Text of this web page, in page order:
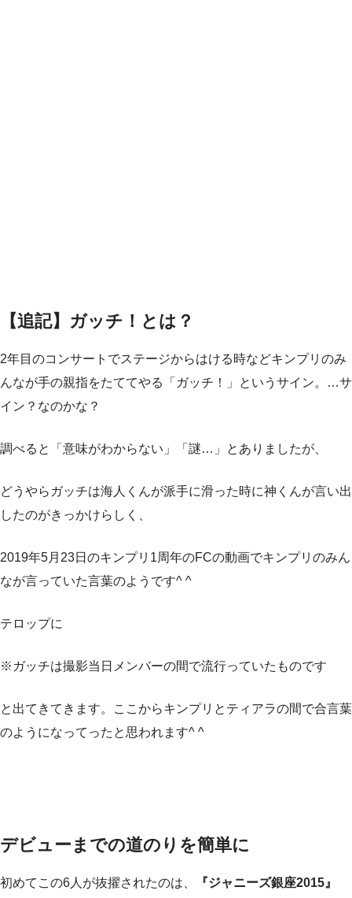
【追記】ガッチ！とは？
2年目のコンサートでステージからはける時などキンプリのみ
んなが手の親指をたててやる「ガッチ！」というサイン。…サ
イン？なのかな？
調べると「意味がわからない」「謎…」とありましたが、
どうやらガッチは海人くんが派手に滑った時に神くんが言い出
したのがきっかけらしく、
2019年5月23日のキンプリ1周年のFCの動画でキンプリのみん
なが言っていた言葉のようです^ ^
テロップに
※ガッチは撮影当日メンバーの間で流行っていたものです
と出てきてきます。ここからキンプリとティアラの間で合言葉
のようになってったと思われます^ ^
デビューまでの道のりを簡単に
初めてこの6人が抜擢されたのは、
『ジャニーズ銀座2015』